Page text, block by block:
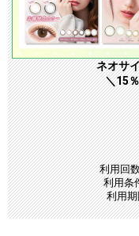
ネオサ
＼15
利用回
利用条
利用